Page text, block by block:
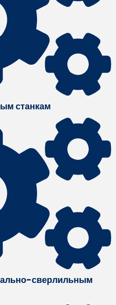
станкам
сверлильным